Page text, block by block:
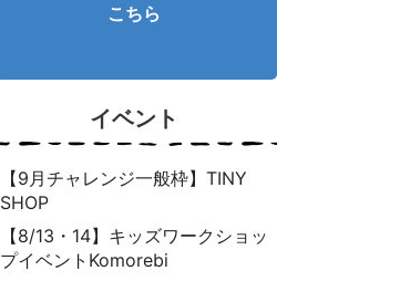
こちら
イベント
【9月チャレンジ一般枠】TINY
SHOP
【8/13・14】キッズワークショッ
プイベントKomorebi